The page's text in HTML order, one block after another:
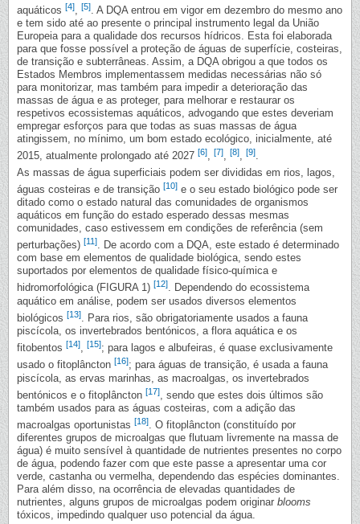
aquáticos [4], [5]. A DQA entrou em vigor em dezembro do mesmo ano
e tem sido até ao presente o principal instrumento legal da União
Europeia para a qualidade dos recursos hídricos. Esta foi elaborada
para que fosse possível a proteção de águas de superfície, costeiras,
de transição e subterrâneas. Assim, a DQA obrigou a que todos os
Estados Membros implementassem medidas necessárias não só
para monitorizar, mas também para impedir a deterioração das
massas de água e as proteger, para melhorar e restaurar os
respetivos ecossistemas aquáticos, advogando que estes deveriam
empregar esforços para que todas as suas massas de água
atingissem, no mínimo, um bom estado ecológico, inicialmente, até
2015, atualmente prolongado até 2027 [6], [7], [8], [9].
As massas de água superficiais podem ser divididas em rios, lagos,
águas costeiras e de transição [10] e o seu estado biológico pode ser
ditado como o estado natural das comunidades de organismos
aquáticos em função do estado esperado dessas mesmas
comunidades, caso estivessem em condições de referência (sem
perturbações) [11]. De acordo com a DQA, este estado é determinado
com base em elementos de qualidade biológica, sendo estes
suportados por elementos de qualidade físico-química e
hidromorfológica (FIGURA 1) [12]. Dependendo do ecossistema
aquático em análise, podem ser usados diversos elementos
biológicos [13]
. Para rios, são obrigatoriamente usados a fauna
piscícola, os invertebrados bentónicos, a flora aquática e os
fitobentos [14], [15]; para lagos e albufeiras, é quase exclusivamente
usado o fitoplâncton [16]; para águas de transição, é usada a fauna
piscícola, as ervas marinhas, as macroalgas, os invertebrados
bentónicos e o fitoplâncton [17]
, sendo que estes dois últimos são
também usados para as águas costeiras, com a adição das
macroalgas oportunistas [18]. O fitoplâncton (constituído por
diferentes grupos de microalgas que flutuam livremente na massa de
água) é muito sensível à quantidade de nutrientes presentes no corpo
de água, podendo fazer com que este passe a apresentar uma cor
verde, castanha ou vermelha, dependendo das espécies dominantes.
Para além disso, na ocorrência de elevadas quantidades de
nutrientes, alguns grupos de microalgas podem originar blooms
tóxicos, impedindo qualquer uso potencial da água.